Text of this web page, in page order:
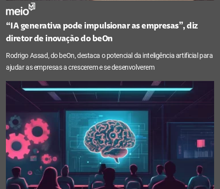
“IA generativa pode impulsionar as empresas”, diz
diretor de inovação do beOn
Rodrigo Assad, do beOn, destaca o potencial da inteligência artificial para
ajudar as empresas a crescerem e se desenvolverem